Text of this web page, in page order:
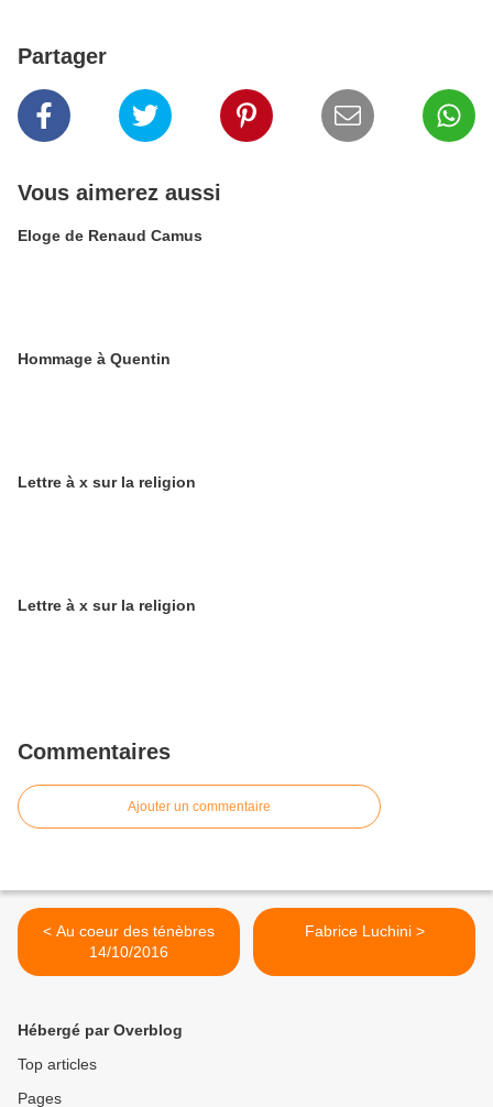
Partager
Vous aimerez aussi
Eloge de Renaud Camus
Hommage à Quentin
Lettre à x sur la religion
Lettre à x sur la religion
Commentaires
Ajouter un commentaire
< Au coeur des ténèbres
14/10/2016
Fabrice Luchini >
Hébergé par Overblog
Top articles
Pages